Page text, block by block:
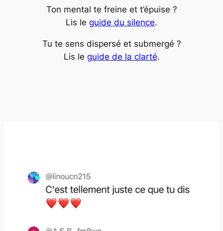
Ton mental te freine et t’épuise ?
Lis le guide du silence.
Tu te sens dispersé et submergé ?
Lis le guide de la clarté.